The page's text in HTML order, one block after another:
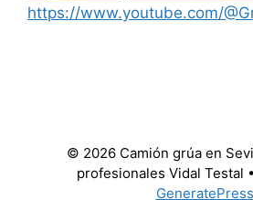
https://www.youtube.com/
© 2026 Camión grúa en
profesionales Vidal Testal
GeneratePress